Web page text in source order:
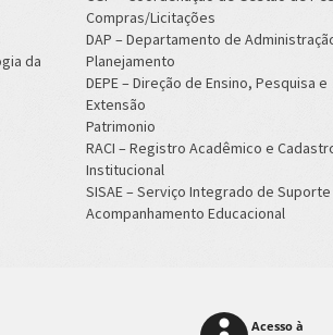
da
Compras/Licitações
DAP – Departamento de
Planejamento
DEPE – Direção de Ensino, Pesquisa e
Extensão
Patrimonio
RACI – Registro Acadêmico e
Institucional
SISAE – Serviço Integrado de Suporte
Acompanhamento Educacional